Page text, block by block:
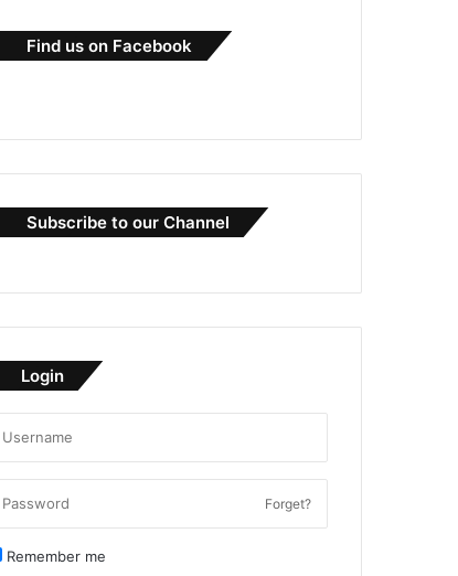
Find us on Facebook
Subscribe to our Channel
Login
Forget?
Remember me